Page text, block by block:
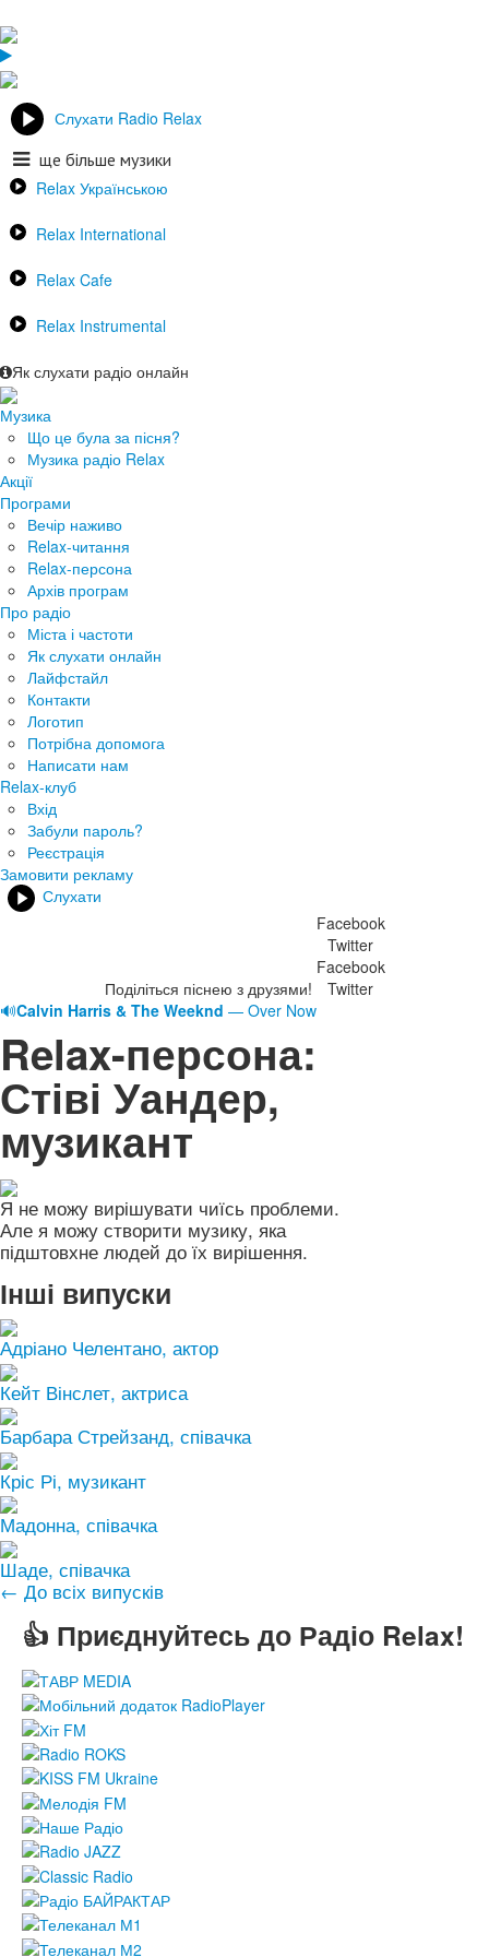
Слухати Radio Relax
ще більше музики
Relax Українською
Relax International
Relax Cafe
Relax Instrumental
Як слухати радіо онлайн
Музика
Що це була за пісня?
Музика радіо Relax
Акції
Програми
Вечір наживо
Relax-читання
Relax-персона
Архів програм
Про радіо
Міста і частоти
Як слухати онлайн
Лайфстайл
Контакти
Логотип
Потрібна допомога
Написати нам
Relax-клуб
Вхід
Забули пароль?
Реєстрація
Замовити рекламу
Слухати
Поділіться піснею з друзями!
Facebook
Twitter
Facebook
Twitter
🔊Calvin Harris & The Weeknd — Over Now
Relax-персона:
Стіві Уандер,
музикант
Я не можу вирішувати чиїсь проблеми.
Але я можу створити музику, яка
підштовхне людей до їх вирішення.
Інші випуски
Адріано Челентано, актор
Кейт Вінслет, актриса
Барбара Стрейзанд, співачка
Кріс Рі, музикант
Мадонна, співачка
Шаде, співачка
← До всіх випусків
👍 Приєднуйтесь до Радіо Relax!